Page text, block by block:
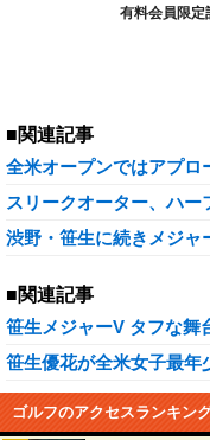
有料会員限定
■関連記事
全米オープンではアプロ
スリークオーター、ハ
渋野・笹生に続きメジャ
■関連記事
笹生メジャーV タフな舞
笹生優花が全米女子最年
ゴルフのアクセスランキン